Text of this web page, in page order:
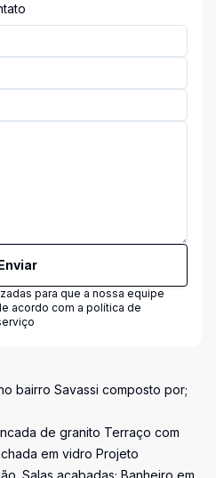
para que a nossa equipe
acordo com a política de
bairro Savassi composto por;
de granito Terraço com
em vidro Projeto
Salas acabadas; Banheiro em